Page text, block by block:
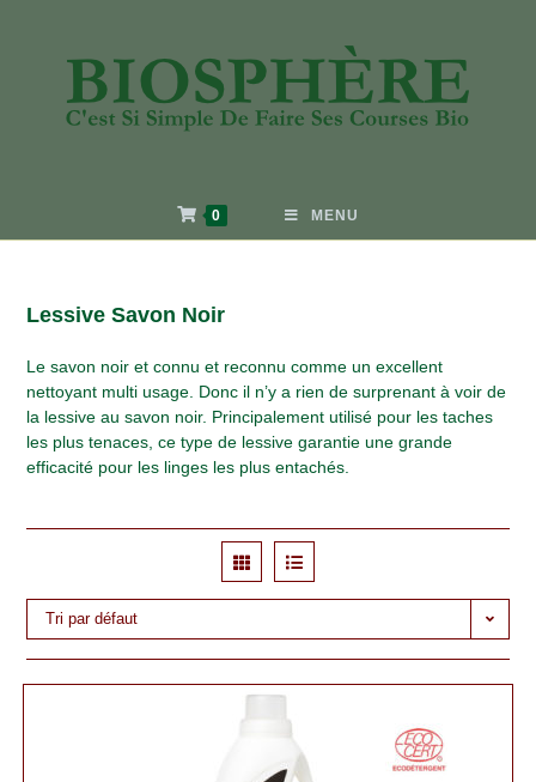
0 MENU
Lessive Savon Noir
Le savon noir et connu et reconnu comme un excellent
nettoyant multi usage. Donc il n’y a rien de surprenant à voir de
la lessive au savon noir. Principalement utilisé pour les taches
les plus tenaces, ce type de lessive garantie une grande
efficacité pour les linges les plus entachés.
Tri par défaut